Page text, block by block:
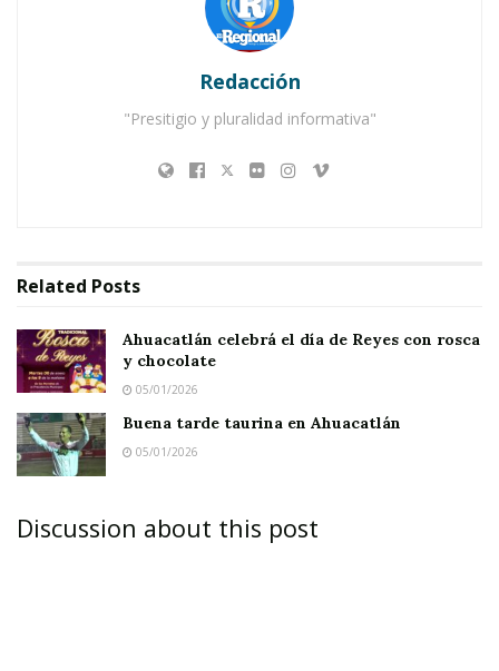
Buena tarde taurina en Ahuacatlán
Redacción
"Presitigio y pluralidad informativa"
Related Posts
Ahuacatlán celebrá el día de Reyes con rosca
y chocolate
05/01/2026
Buena tarde taurina en Ahuacatlán
05/01/2026
Discussion about this post